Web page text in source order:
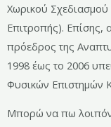
Χωρικού Σχεδιασμού
Επιτροπής). Επίσης,
πρόεδρος της
1998 έως το 2006
Φυσικών Επιστημών
Μπορώ να πω λοιπόν